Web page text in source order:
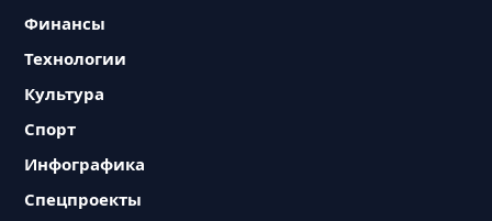
Финансы
Технологии
Культура
Спорт
Инфографика
Спецпроекты